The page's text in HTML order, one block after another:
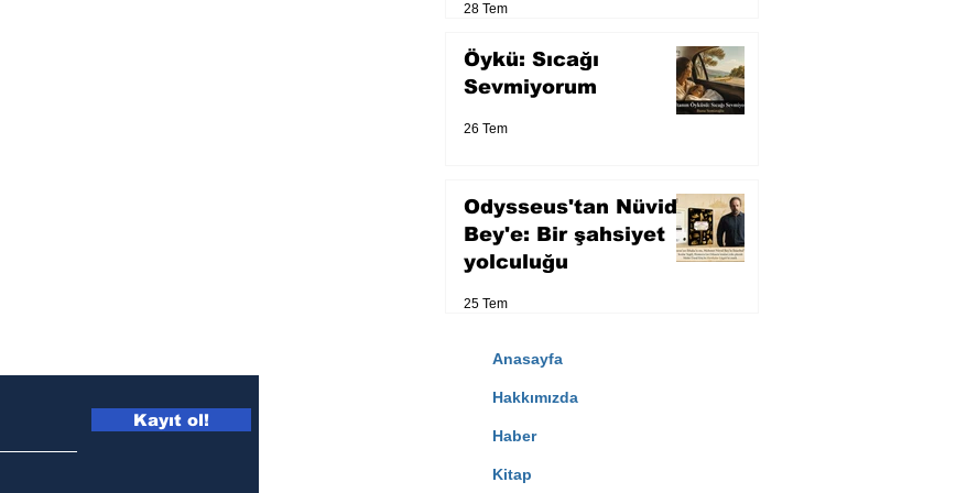
28 Tem
Öykü: Sıcağı
Sevmiyorum
26 Tem
Odysseus'tan Nüvid
Bey'e: Bir şahsiyet
yolculuğu
25 Tem
Kayıt ol!
Anasayfa
Hakkımızda
Haber
Kitap